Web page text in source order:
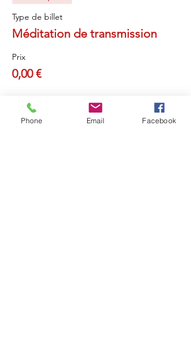
Type de billet
Méditation de transmission
Prix
0,00 €
Partager cet événement
Phone Email Facebook